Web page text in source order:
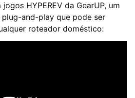
HYPEREV da GearUP, um
and-play que pode ser
roteador doméstico: